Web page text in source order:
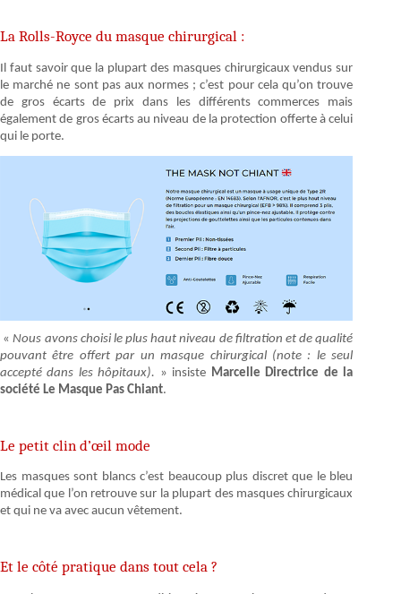
La Rolls-Royce du masque chirurgical :
Il faut savoir que la plupart des masques chirurgicaux vendus sur
le marché ne sont pas aux normes ; c’est pour cela qu’on trouve
de gros écarts de prix dans les différents commerces mais
également de gros écarts au niveau de la protection offerte à celui
qui le porte.
«Nous avons choisi le plus haut niveau de filtration et de qualité
pouvant être offert par un masque chirurgical (note : le seul
accepté dans les hôpitaux). » insiste Marcelle Directrice de la
société Le Masque Pas Chiant.
Le petit clin d’œil mode
Les masques sont blancs c’est beaucoup plus discret que le bleu
médical que l’on retrouve sur la plupart des masques chirurgicaux
et qui ne va avec aucun vêtement.
Et le côté pratique dans tout cela ?